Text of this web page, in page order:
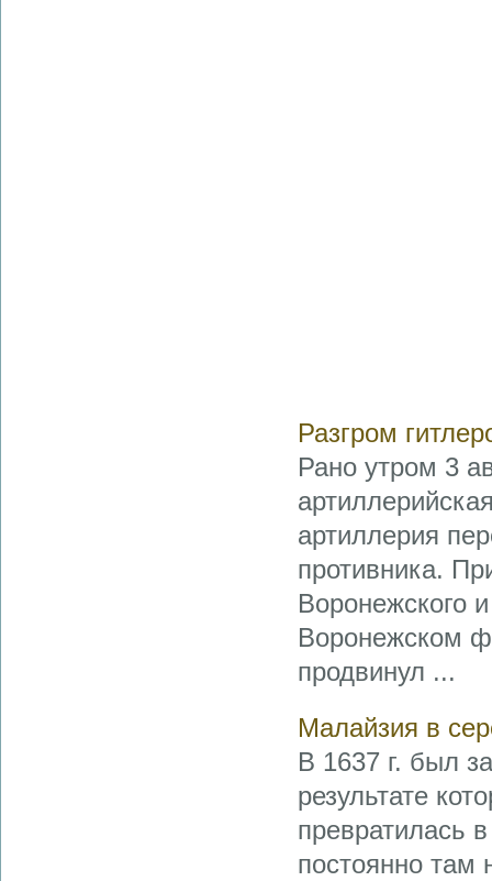
Разгром
Рано утром 3
артиллерия
противника.
Воронежского
Воронежском
продвинул ...
Малайзия в
В 1637 г. был
результате
превратилась
постоянно